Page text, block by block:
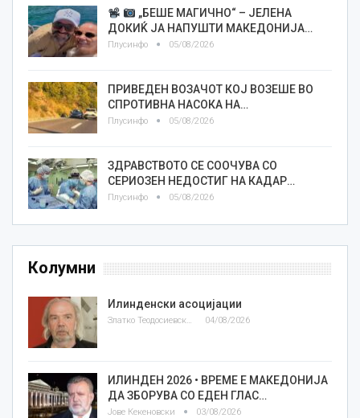
„БЕШЕ МАГИЧНО“ – ЈЕЛЕНА
ДОКИЌ ЈА НАПУШТИ МАКЕДОНИЈА…
Плусинфо 05/08/2026
ПРИВЕДЕН ВОЗАЧОТ КОЈ ВОЗЕШЕ ВО
СПРОТИВНА НАСОКА НА…
Плусинфо 05/08/2026
ЗДРАВСТВОТО СЕ СООЧУВА СО
СЕРИОЗЕН НЕДОСТИГ НА КАДАР…
Плусинфо 05/08/2026
Колумни
Илинденски асоцијации
Златко Теодосиевски 04/08/2026
ИЛИНДЕН 2026 • ВРЕМЕ Е МАКЕДОНИЈА
ДА ЗБОРУВА СО ЕДЕН ГЛАС…
Јове Кекеновски 03/08/2026